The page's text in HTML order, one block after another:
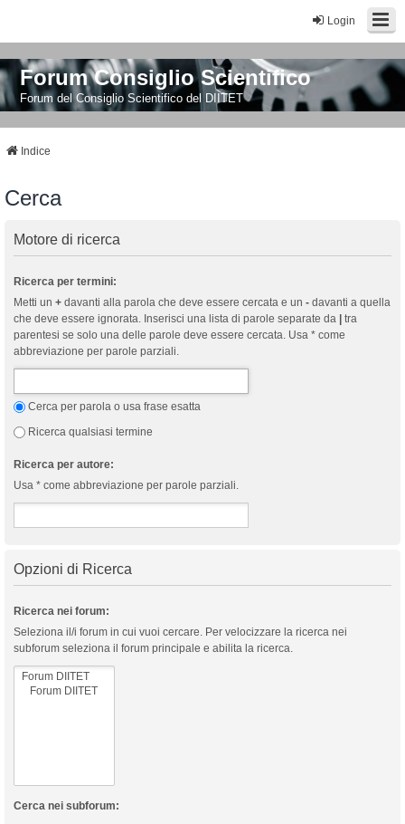
Login
Forum Consiglio Scientifico
Forum del Consiglio Scientifico del DIITET
Indice
Cerca
Motore di ricerca
Ricerca per termini:
Metti un + davanti alla parola che deve essere cercata e un - davanti a quella
che deve essere ignorata. Inserisci una lista di parole separate da
tra
parentesi se solo una delle parole deve essere cercata. Usa * come
abbreviazione per parole parziali.
Cerca per parola o usa frase esatta
Ricerca qualsiasi termine
Ricerca per autore:
Usa * come abbreviazione per parole parziali.
Opzioni di Ricerca
Ricerca nei forum:
Seleziona il/i forum in cui vuoi cercare. Per velocizzare la ricerca nei
subforum seleziona il forum principale e abilita la ricerca.
Cerca nei subforum: